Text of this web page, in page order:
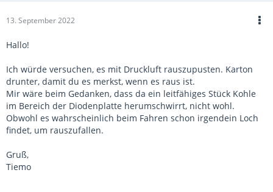
13. September 2022
Hallo!
Ich würde versuchen, es mit Druckluft rauszupusten. Karton
drunter, damit du es merkst, wenn es raus ist.
Mir wäre beim Gedanken, dass da ein leitfähiges Stück Kohle
im Bereich der Diodenplatte herumschwirrt, nicht wohl.
Obwohl es wahrscheinlich beim Fahren schon irgendein Loch
findet, um rauszufallen.
Gruß,
Tiemo